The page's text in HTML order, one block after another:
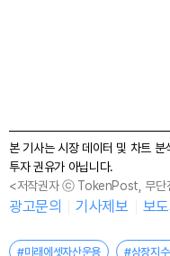
본 기사는 시장 데이터 및 차트
투자 권유가 아닙니다.
<저작권자 ⓒ TokenPost, 무단
광고문의 기사제보 보
#미래에셋자산운용 #상장지